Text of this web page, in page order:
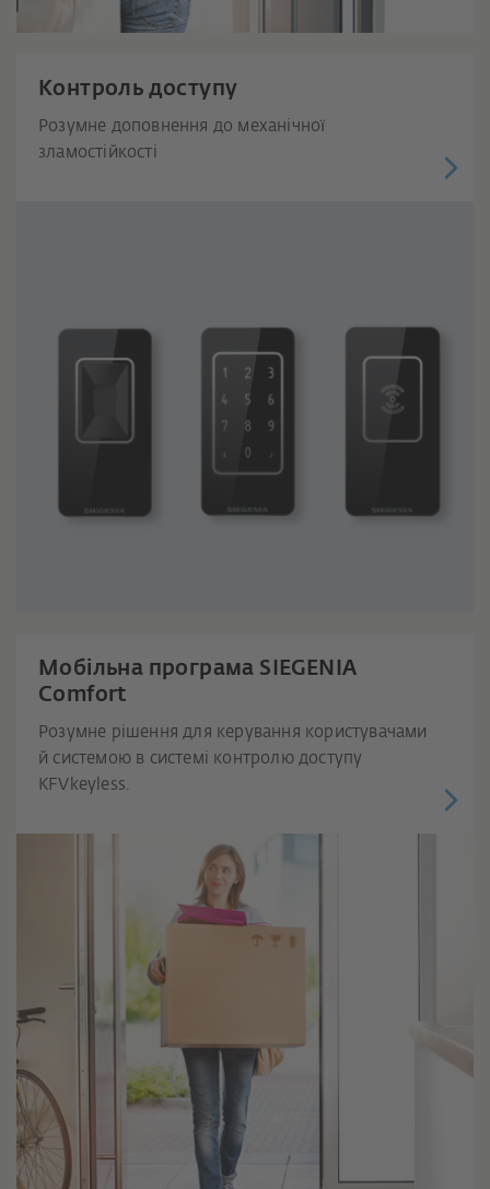
Контроль доступу
Розумне доповнення до механічної
зламостійкості
Мобільна програма SIEGENIA
Comfort
Розумне рішення для керування користувачами
й системою в системі контролю доступу
KFVkeyless.